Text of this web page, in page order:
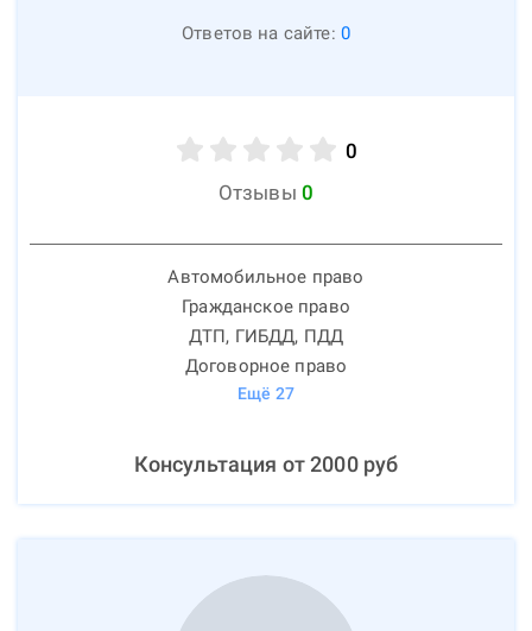
Ответов на сайте: 0
0
Отзывы 0
Автомобильное право
Гражданское право
ДТП, ГИБДД, ПДД
Договорное право
Ещё 27
Консультация от2000руб